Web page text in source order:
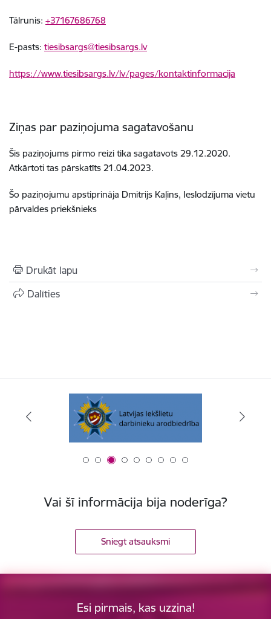
Tālrunis: +37167686768
E-pasts: tiesibsargs@tiesibsargs.lv
https://www.tiesibsargs.lv/lv/pages/kontaktinformacija
Ziņas par paziņojuma sagatavošanu
Šis paziņojums pirmo reizi tika sagatavots 29.12.2020.
Atkārtoti tas pārskatīts 21.04.2023.
Šo paziņojumu apstiprināja Dmitrijs Kaļins, Ieslodzījuma vietu
pārvaldes priekšnieks
Drukāt lapu
Dalīties
Vai šī informācija bija noderīga?
Sniegt atsauksmi
Esi pirmais, kas uzzina!